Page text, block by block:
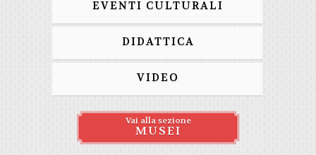
EVENTI CULTURALI
DIDATTICA
VIDEO
Vai alla sezione
MUSEI